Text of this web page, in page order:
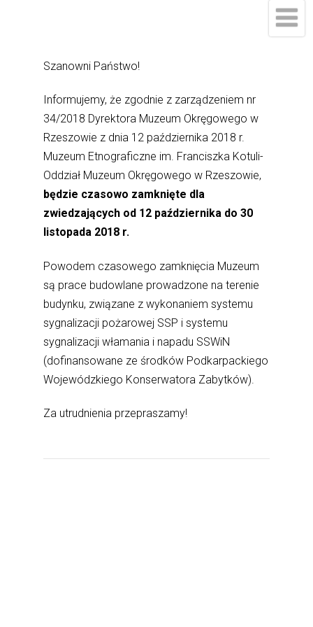
Szanowni Państwo!
Informujemy, że zgodnie z zarządzeniem nr
34/2018 Dyrektora Muzeum Okręgowego w
Rzeszowie z dnia 12 października 2018 r.
Muzeum Etnograficzne im. Franciszka Kotuli-
Oddział Muzeum Okręgowego w Rzeszowie,
będzie czasowo zamknięte dla
zwiedzających od 12 października do 30
listopada 2018 r.
Powodem czasowego zamknięcia Muzeum
są prace budowlane prowadzone na terenie
budynku, związane z wykonaniem systemu
sygnalizacji pożarowej SSP i systemu
sygnalizacji włamania i napadu SSWiN
(dofinansowane ze środków Podkarpackiego
Wojewódzkiego Konserwatora Zabytków).
Za utrudnienia przepraszamy!